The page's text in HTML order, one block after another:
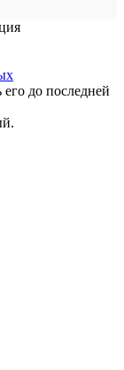
до последней